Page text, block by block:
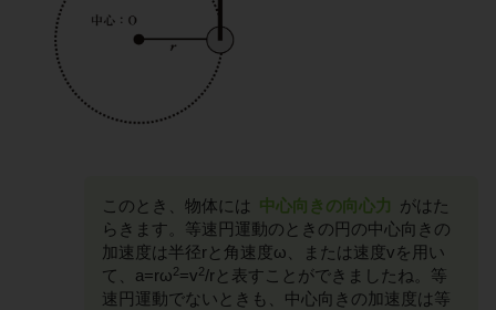
このとき、物体には 中心向きの向心力 がはた
らきます。等速円運動のときの円の中心向きの
加速度は半径rと角速度ω、または速度vを用い
て、a=rω2=v2/rと表すことができましたね。等
速円運動でないときも、中心向きの加速度は等